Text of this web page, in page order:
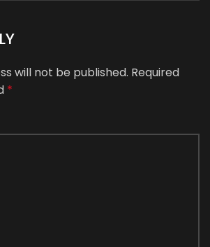
will not be published. Required
*